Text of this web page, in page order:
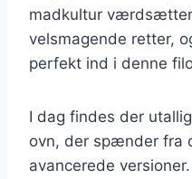
madkultur
velsmagende retter,
perfekt ind i denne
I dag findes der
ovn, der spænder fra
avancerede